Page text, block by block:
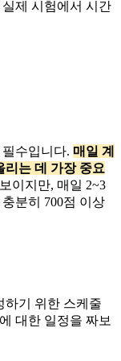
제 시험에서 시간
수입니다. 매일 계
리는 데 가장 중요
이지만, 매일 2~3
분히 700점 이상
하기 위한 스케줄
대한 일정을 짜보